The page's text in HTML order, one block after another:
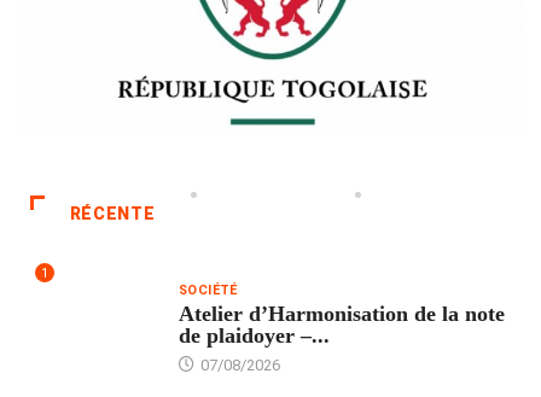
RÉCENTE
1
SOCIÉTÉ
Atelier d’Harmonisation de la note
de plaidoyer –...
07/08/2026